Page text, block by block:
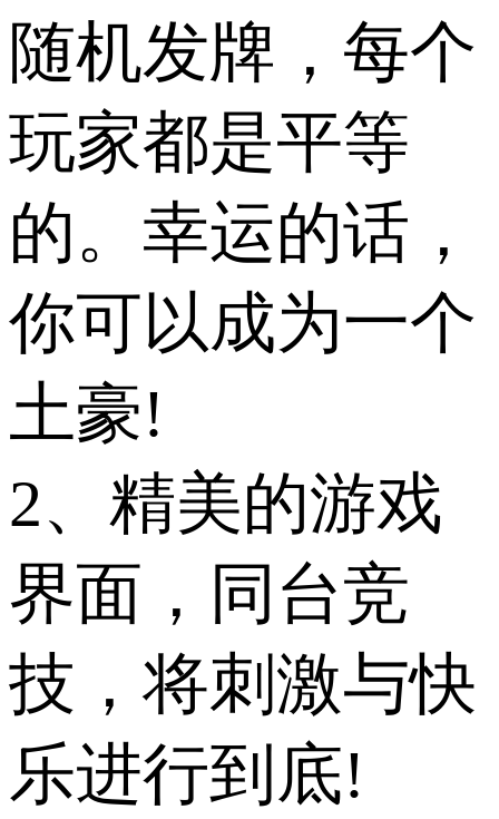
随机发牌，每个
玩家都是平等
的。幸运的话，
你可以成为一个
土豪!
2、精美的游戏
界面，同台竞
技，将刺激与快
乐进行到底!